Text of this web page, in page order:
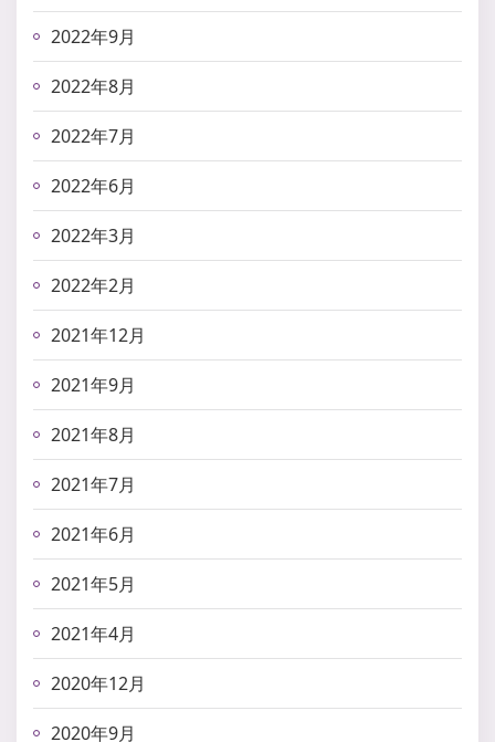
2022年9月
2022年8月
2022年7月
2022年6月
2022年3月
2022年2月
2021年12月
2021年9月
2021年8月
2021年7月
2021年6月
2021年5月
2021年4月
2020年12月
2020年9月